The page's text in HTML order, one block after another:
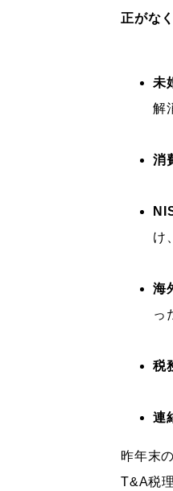
正がな
未
解
消
け
海
っ
税
連
昨年末
T&A税